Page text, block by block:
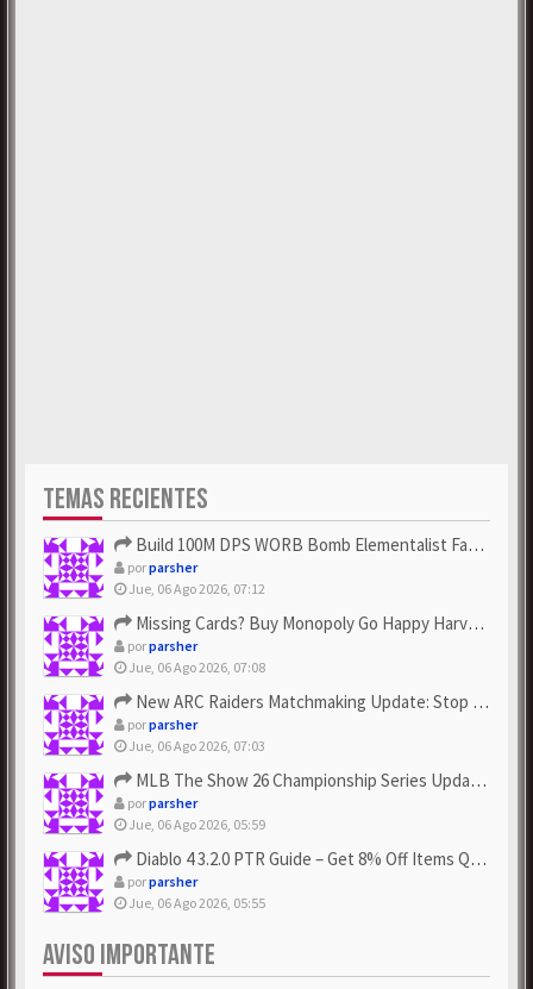
TEMAS RECIENTES
Build 100M DPS WORB Bomb Elementalist Fast - Grab POE Curren...
porparsher
Jue, 06 Ago 2026, 07:12
Missing Cards? Buy Monopoly Go Happy Harvest with Looney Tun...
porparsher
Jue, 06 Ago 2026, 07:08
New ARC Raiders Matchmaking Update: Stop Failed - Grab Bluep...
porparsher
Jue, 06 Ago 2026, 07:03
MLB The Show 26 Championship Series Update! Get Cheap & ...
porparsher
Jue, 06 Ago 2026, 05:59
Diablo 4 3.2.0 PTR Guide – Get 8% Off Items Quickly to Test ...
porparsher
Jue, 06 Ago 2026, 05:55
AVISO IMPORTANTE